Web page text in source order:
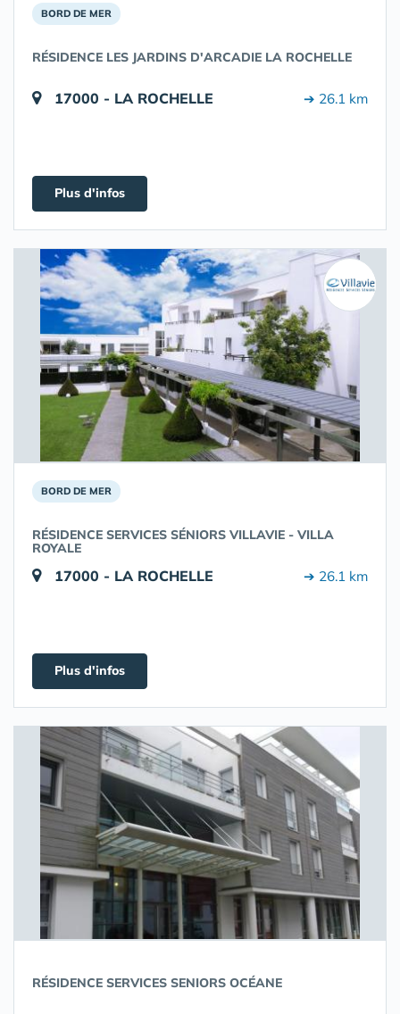
BORD DE MER
RÉSIDENCE LES JARDINS D'ARCADIE LA ROCHELLE
17000 - LA ROCHELLE ➔ 26.1 km
Plus d'infos
BORD DE MER
RÉSIDENCE SERVICES SÉNIORS VILLAVIE - VILLA
ROYALE
17000 - LA ROCHELLE ➔ 26.1 km
Plus d'infos
RÉSIDENCE SERVICES SENIORS OCÉANE